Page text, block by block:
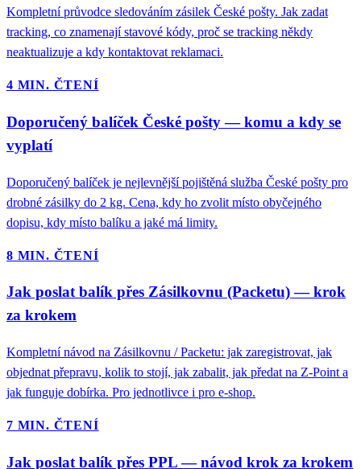
Kompletní průvodce sledováním zásilek České pošty. Jak zadat
tracking, co znamenají stavové kódy, proč se tracking někdy
neaktualizuje a kdy kontaktovat reklamaci.
4 MIN. ČTENÍ
Doporučený balíček České pošty — komu a kdy se
vyplatí
Doporučený balíček je nejlevnější pojištěná služba České pošty pro
drobné zásilky do 2 kg. Cena, kdy ho zvolit místo obyčejného
dopisu, kdy místo balíku a jaké má limity.
8 MIN. ČTENÍ
Jak poslat balík přes Zásilkovnu (Packetu) — krok
za krokem
Kompletní návod na Zásilkovnu / Packetu: jak zaregistrovat, jak
objednat přepravu, kolik to stojí, jak zabalit, jak předat na Z-Point a
jak funguje dobírka. Pro jednotlivce i pro e-shop.
7 MIN. ČTENÍ
Jak poslat balík přes PPL — návod krok za krokem